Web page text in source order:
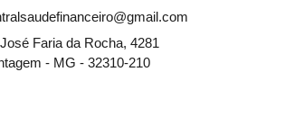
Faria da Rocha, 4281
- MG - 32310-210